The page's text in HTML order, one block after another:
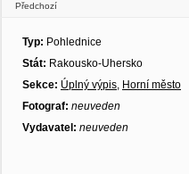
Předchozí
Typ: Pohlednice
Stát: Rakousko-Uhersko
Sekce: Úplný výpis, Horní město
Fotograf: neuveden
Vydavatel: neuveden